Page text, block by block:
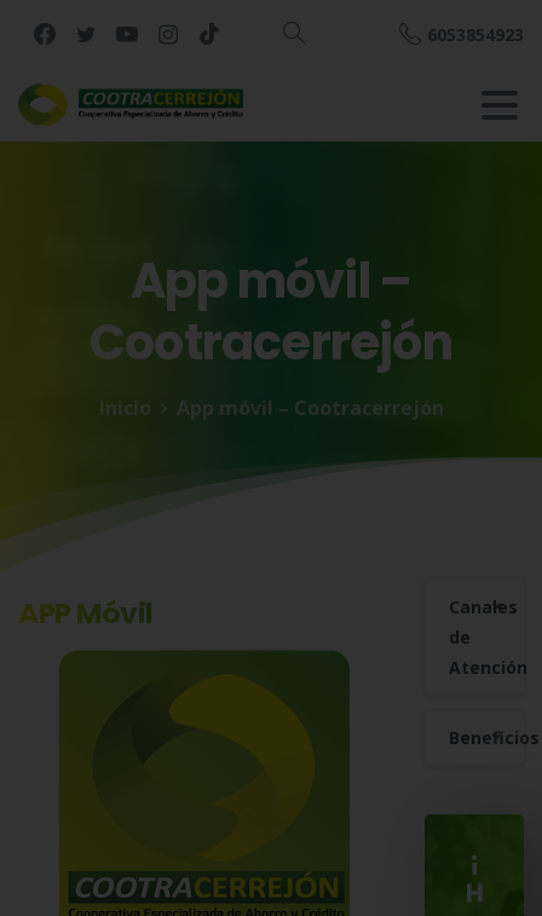
Buscar
6053854923
Appmóvil–
Cootracerrejón
Inicio App móvil – Cootracerrejón
APP Móvil
Canales
de
Atención
Beneficios
¡
H